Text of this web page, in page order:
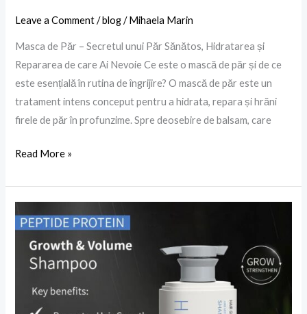
Leave a Comment /blog/Mihaela Marin
Masca de Păr – Secretul unui Păr Sănătos, Hidratarea și
Repararea de care Ai Nevoie Ce este o mască de păr și de ce
este esențială în rutina de îngrijire? O mască de păr este un
tratament intens conceput pentru a hidrata, repara și hrăni
firele de păr în profunzime. Spre deosebire de balsam, care
Read More »
cu
Peptide